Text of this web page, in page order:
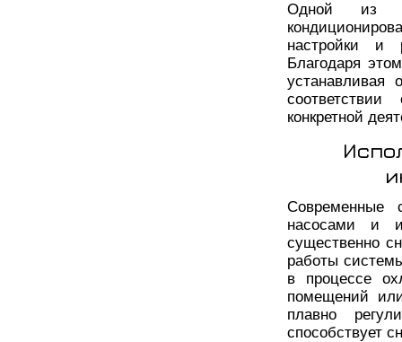
Одной из
настройки и
Благодаря
устанавливая
конкретной
Современные
насосами и
существенно
работы
в процессе
помещений
плавно
способствует